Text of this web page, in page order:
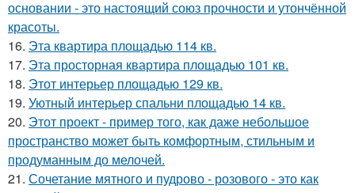
основании - это настоящий союз прочности и утончённой
красоты.
16. Эта квартира площадью 114 кв.
17. Эта просторная квартира площадью 101 кв.
18. Этот интерьер площадью 129 кв.
19. Уютный интерьер спальни площадью 14 кв.
20. Этот проект - пример того, как даже небольшое
пространство может быть комфортным, стильным и
продуманным до мелочей.
21. Сочетание мятного и пудрово - розового - это как